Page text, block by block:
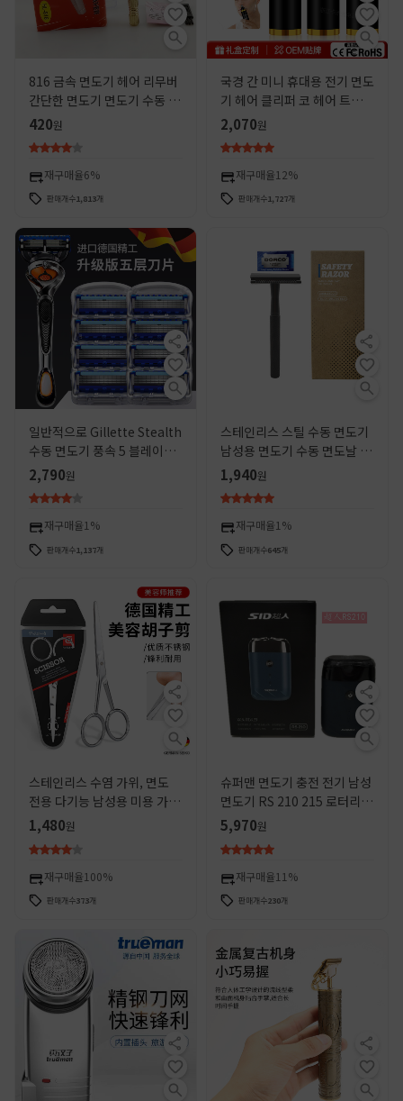
816 금속 면도기 헤어 리무버
간단한 면도기 면도기 수동 면
도기 홀더
420원
재구매율6%
판매개수1,813개
국경 간 미니 휴대용 전기 면도
기 헤어 클리퍼 코 헤어 트리머
뷰티 트림 세트 플레이트 드래
곤 및 피닉스 헤어 클리퍼
2,070원
재구매율 12%
판매개수1,727개
일반적으로 Gillette Stealth
수동 면도기 풍속 5 블레이드
Gillette 남성용 5 레이어 면
도기
2,790원
재구매율 1%
판매개수1,137개
스테인리스 스틸 수동 면도기
남성용 면도기 수동 면도날 면
도기 수동 면도날
1,940원
재구매율 1%
판매개수645개
스테인리스 수염 가위, 면도
전용 다기능 남성용 미용 가
위, 코털 가위, 트리머
1,480원
재구매율 100%
판매개수373개
슈퍼맨 면도기 충전 전기 남성
면도기 RS 210 215 로터리 2
플로팅 헤드 USB 충전
5,970원
재구매율 11%
판매개수230개